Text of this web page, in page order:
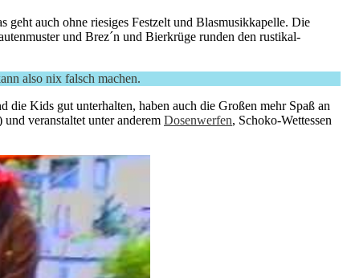
auch ohne riesiges Festzelt und Blasmusikkapelle. Die
und Brez´n und Bierkrüge runden den rustikal-
also nix falsch machen.
Kids gut unterhalten, haben auch die Großen mehr Spaß an
veranstaltet unter anderem Dosenwerfen, Schoko-Wettessen